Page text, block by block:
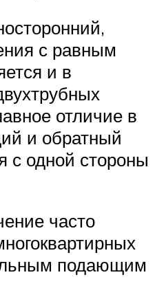
с равным
и в
отличие в
и обратный
с одной стороны
часто
подающим